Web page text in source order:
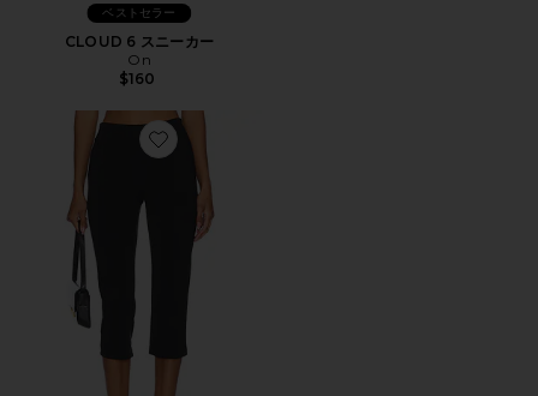
ベストセラー
CLOUD 6 スニーカー
On
$160
Favorite カプリパンツ